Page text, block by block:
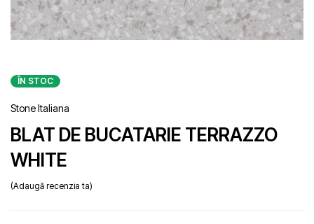
ÎN STOC
Stone Italiana
BLAT DE BUCATARIE TERRAZZO
WHITE
Adaugă recenzia ta